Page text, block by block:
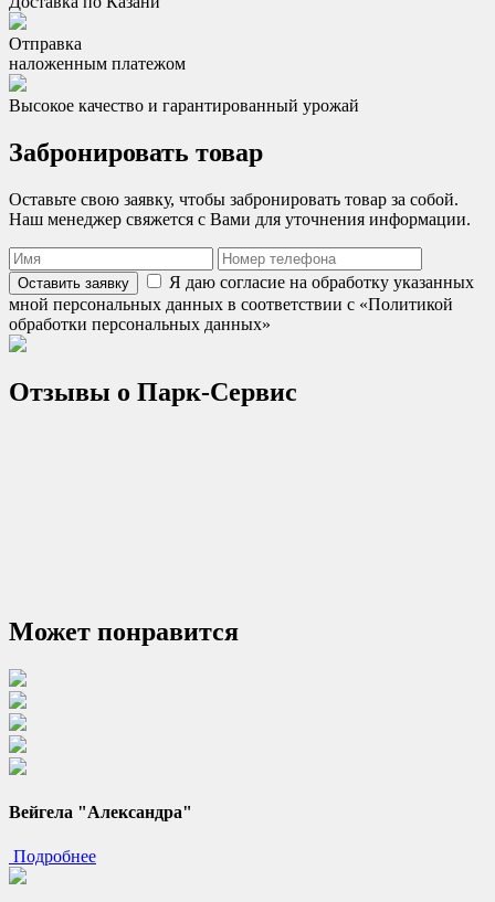
Отправка
наложенным платежом
Высокое качество и гарантированный урожай
Забронировать товар
Оставьте свою заявку, чтобы забронировать товар за собой.
Наш менеджер свяжется с Вами для уточнения информации.
Оставить заявку
Я даю согласие на обработку указанных
мной персональных данных в соответствии с «Политикой
обработки персональных данных»
Отзывы о Парк-Сервис
Может понравится
Вейгела "Александра"
Подробнее